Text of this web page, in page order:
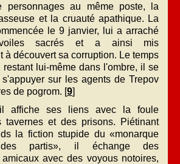
personnages au même poste, la
et la cruauté apathique. La
le 9 janvier, lui a arraché
sacrés et a ainsi mis
à découvert sa corruption. Le temps
restant lui-même dans l'ombre, il se
sur les agents de Trepov
de pogrom. [9]
il affiche ses liens avec la foule
tavernes et des prisons. Piétinant
la fiction stupide du «monarque
des partis», il échange des
avec des voyous notoires,